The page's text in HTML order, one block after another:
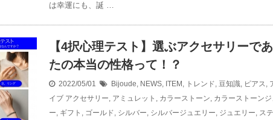
は幸運にも、誕 …
【4択心理テスト】選ぶアクセサリーで
たの本当の性格って！？
2022/05/01 Bijoude, NEWS, ITEM , トレンド, 豆知識, ピアス,
イブ アクセサリー, アミュレット , カラーストーン, カラーストーンジ
ー, ギフト , ゴールド, シルバー, シルバージュエリー, ジュエリー, ス